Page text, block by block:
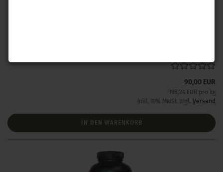
90,00 EUR
198,24 EUR pro kg
inkl. 19% MwSt. zzgl. Versand
IN DEN WARENKORB